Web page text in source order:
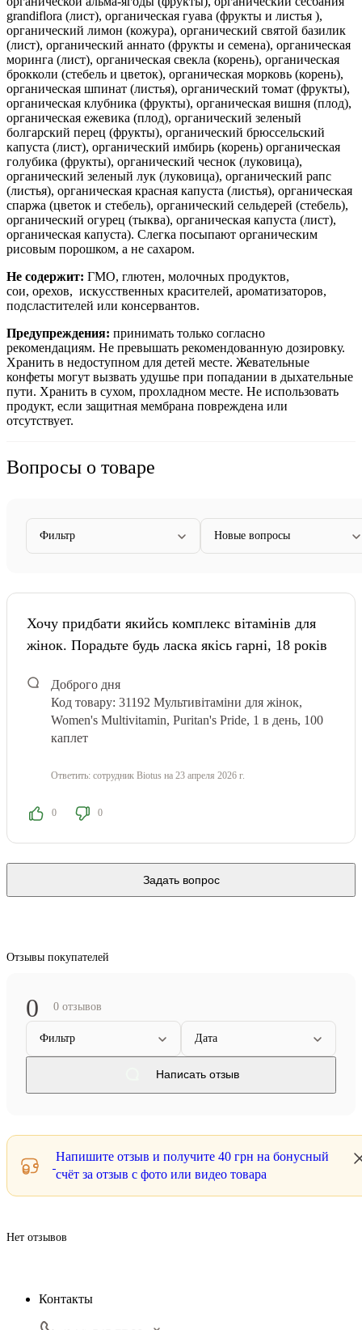
grandiflora (лист), органическая гуава (фрукты и листья ),
органический лимон (кожура), органический святой базилик
(лист), органический аннато (фрукты и семена), органическая
моринга (лист), органическая свекла (корень), органическая
брокколи (стебель и цветок), органическая морковь (корень),
органическая шпинат (листья), органический томат (фрукты),
органическая клубника (фрукты), органическая вишня (плод),
органическая ежевика (плод), органический зеленый
болгарский перец (фрукты), органический брюссельский
капуста (лист), органический имбирь (корень) органическая
голубика (фрукты), органический чеснок (луковица),
органический зеленый лук (луковица), органический рапс
(листья), органическая красная капуста (листья), органическая
спаржа (цветок и стебель), органический сельдерей (стебель),
органический огурец (тыква), органическая капуста (лист),
органическая капуста). Слегка посыпают органическим
рисовым порошком, а не сахаром.
Не содержит: ГМО, глютен, молочных продуктов,
сои, орехов, искусственных красителей, ароматизаторов,
подсластителей или консервантов.
Предупреждения: принимать только согласно
рекомендациям. Не превышать рекомендованную дозировку.
Хранить в недоступном для детей месте. Жевательные
конфеты могут вызвать удушье при попадании в дыхательные
пути. Хранить в сухом, прохладном месте. Не использовать
продукт, если защитная мембрана повреждена или
отсутствует.
Вопросы о товаре
Фильтр Новые вопросы
Хочу придбати якийсь комплекс вітамінів для
жінок. Порадьте будь ласка якісь гарні, 18 років
Доброго дня
Код товару: 31192 Мультивітаміни для жінок,
Women's Multivitamin, Puritan's Pride, 1 в день, 100
каплет
Ответить: сотрудник Biotus на 23 апреля 2026 г.
0 0
Задать вопрос
Отзывы покупателей
0 0 отзывов
Фильтр Дата
Написать отзыв
Напишите отзыв и получите 40 грн на бонусный
счёт за отзыв с фото или видео товара
Нет отзывов
Контакты